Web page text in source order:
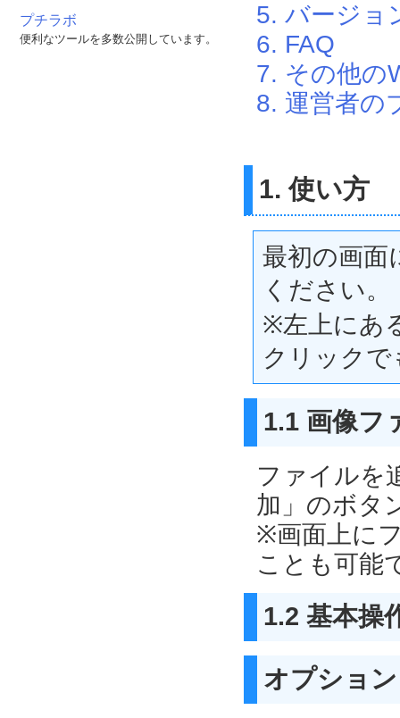
プチラボ
便利なツールを多数公開しています。
5. バージョ
6. FAQ
7. その他の
8. 運営者の
1. 使い方
最初の画面
ください。
※左上にあ
クリック
1.1 画像フ
ファイルを
加」のボタ
※画面上に
ことも可能
1.2 基本操
オプション